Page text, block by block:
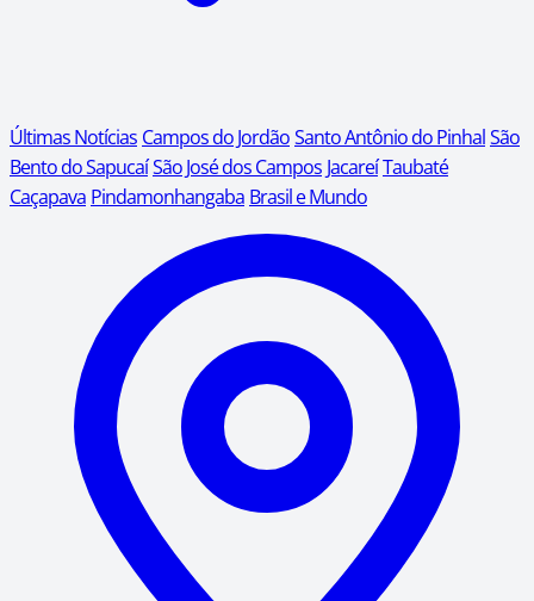
Últimas Notícias Campos do JordãoSanto Antônio do PinhalSão
Bento do SapucaíSão José dos Campos JacareíTaubaté
Caçapava Pindamonhangaba Brasil e Mundo